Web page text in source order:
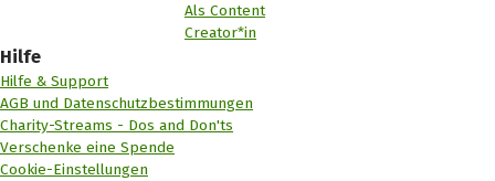
Als Content
Creator*in
Hilfe
Hilfe & Support
AGB und Datenschutzbestimmungen
Charity-Streams - Dos and Don'ts
Verschenke eine Spende
Cookie-Einstellungen